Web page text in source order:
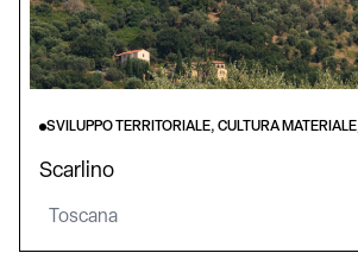
SVILUPPO TERRITORIALE, CULTURA
Scarlino
Toscana